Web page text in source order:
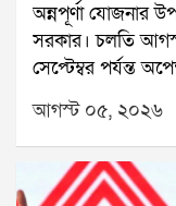
অন্নপূর্ণা যোজনার
সরকার। চলতি
সেপ্টেম্বর পর্যন্ত
উপভোক্তাদের
জানানো হয়েছে,
টাকা পাঠানোর কাজ
অনলাইনে আবেদন
আগস্ট ০৫, ২০২৬